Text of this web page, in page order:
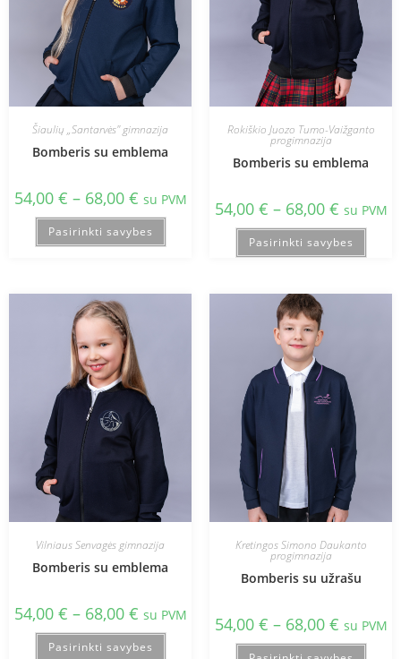
Šiaulių „Santarvės" gimnazija
Bomberis su emblema
54,00 € – 68,00 € su PVM
Pasirinkti savybes
Rokiškio Juozo Tumo-Vaižganto
progimnazija
Bomberis su emblema
54,00 € – 68,00 € su PVM
Pasirinkti savybes
Vilniaus Senvagės gimnazija
Bomberis su emblema
54,00 € – 68,00 € su PVM
Pasirinkti savybes
Kretingos Simono Daukanto
progimnazija
Bomberis su užrašu
54,00 € – 68,00 € su PVM